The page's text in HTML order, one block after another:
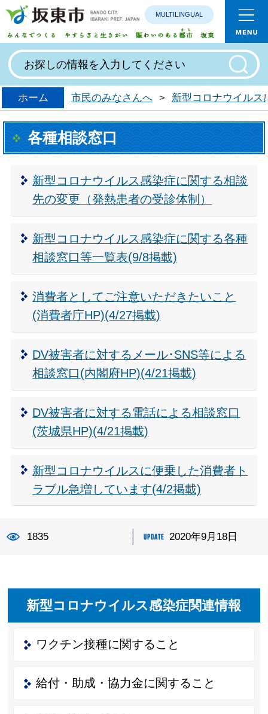
みんなで
MULTILINGUAL
ホーム 市民のみなさんへ > 新型コロナウイルス
各種相談窓口
新型コロナウイルス感染症に関する相談
先の変更（発熱患者の受診体制）
新型コロナウイルス感染症に関する各種
相談窓口等一覧表(9/8掲載)
消費者としてご注意いただきたいこと
(消費者庁HP)(4/27掲載)
DV被害者に対するメール･SNS等による
相談窓口(内閣府HP)(4/21掲載)
DV被害者に対する電話による相談窓口
(茨城県HP)(4/21掲載)
新型コロナウイルスに便乗した消費者ト
ラブル急増しています(4/2掲載)
1835 2020年9月18日
新型コロナウイルス感染症関連情報
ワクチン接種に関すること
給付・助成・協力金に関すること